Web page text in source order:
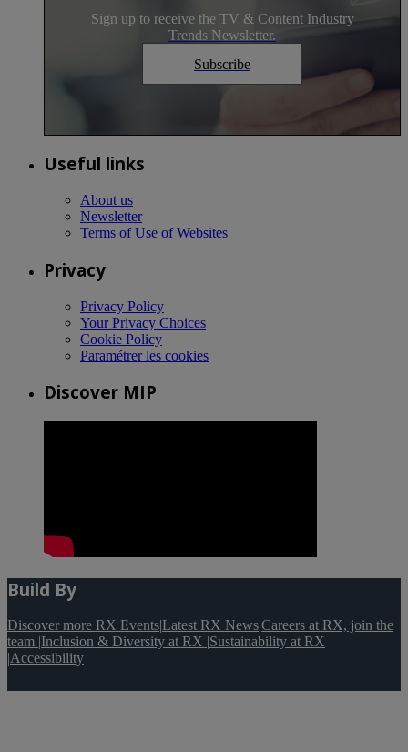
Sign up to receive the TV & Content Industry
Trends Newsletter.
Subscribe
Useful links
About us
Newsletter
Terms of Use of Websites
Privacy
Privacy Policy
Your Privacy Choices
Cookie Policy
Paramétrer les cookies
Discover MIP
Build By
Discover more RX Events|Latest RX News|Careers at RX, join the
team |Inclusion & Diversity at RX |Sustainability at RX
|Accessibility